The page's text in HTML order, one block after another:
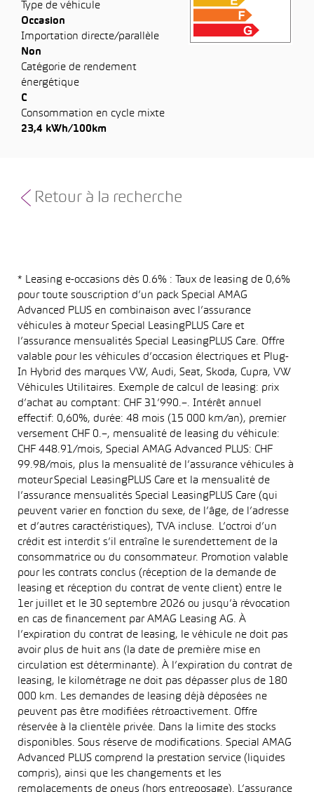
Type de véhicule
Occasion
Importation directe/parallèle
Non
Catégorie de rendement
énergétique
C
Consommation en cycle mixte
23,4 kWh/100km
Retour à la recherche
* Leasing e-occasions dès 0.6% : Taux de leasing de 0,6%
pour toute souscription d’un pack Special AMAG
Advanced PLUS en combinaison avec l’assurance
véhicules à moteur Special LeasingPLUS Care et
l’assurance mensualités Special LeasingPLUS Care. Offre
valable pour les véhicules d’occasion électriques et Plug-
In Hybrid des marques VW, Audi, Seat, Skoda, Cupra, VW
Véhicules Utilitaires. Exemple de calcul de leasing: prix
d’achat au comptant: CHF 31’990.–. Intérêt annuel
effectif: 0,60%, durée: 48 mois (15 000 km/an), premier
versement CHF 0.–, mensualité de leasing du véhicule:
CHF 448.91/mois, Special AMAG Advanced PLUS: CHF
99.98/mois, plus la mensualité de l’assurance véhicules à
moteur Special LeasingPLUS Care et la mensualité de
l’assurance mensualités Special LeasingPLUS Care (qui
peuvent varier en fonction du sexe, de l’âge, de l’adresse
et d’autres caractéristiques), TVA incluse. L’octroi d’un
crédit est interdit s’il entraîne le surendettement de la
consommatrice ou du consommateur. Promotion valable
pour les contrats conclus (réception de la demande de
leasing et réception du contrat de vente client) entre le
1er juillet et le 30 septembre 2026 ou jusqu’à révocation
en cas de financement par AMAG Leasing AG. À
l’expiration du contrat de leasing, le véhicule ne doit pas
avoir plus de huit ans (la date de première mise en
circulation est déterminante). À l’expiration du contrat de
leasing, le kilométrage ne doit pas dépasser plus de 180
000 km. Les demandes de leasing déjà déposées ne
peuvent pas être modifiées rétroactivement. Offre
réservée à la clientèle privée. Dans la limite des stocks
disponibles. Sous réserve de modifications. Special AMAG
Advanced PLUS comprend la prestation service (liquides
compris), ainsi que les changements et les
remplacements de pneus (hors entreposage). L’assurance